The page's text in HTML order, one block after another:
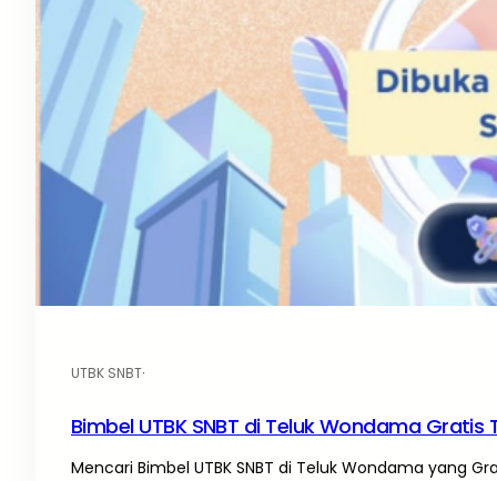
UTBK SNBT·
Bimbel UTBK SNBT di Teluk Wondama Gratis
Mencari Bimbel UTBK SNBT di Teluk Wondama yang